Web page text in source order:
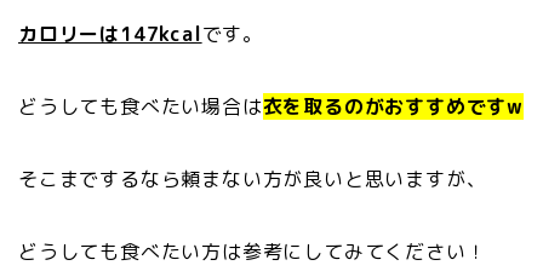
カロリーは147kcalです。
どうしても食べたい場合は衣を取るのがおすすめですw
そこまでするなら頼まない方が良いと思いますが、
どうしても食べたい方は参考にしてみてください！